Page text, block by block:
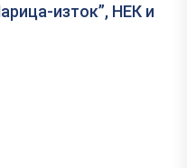
изток”, НЕК и